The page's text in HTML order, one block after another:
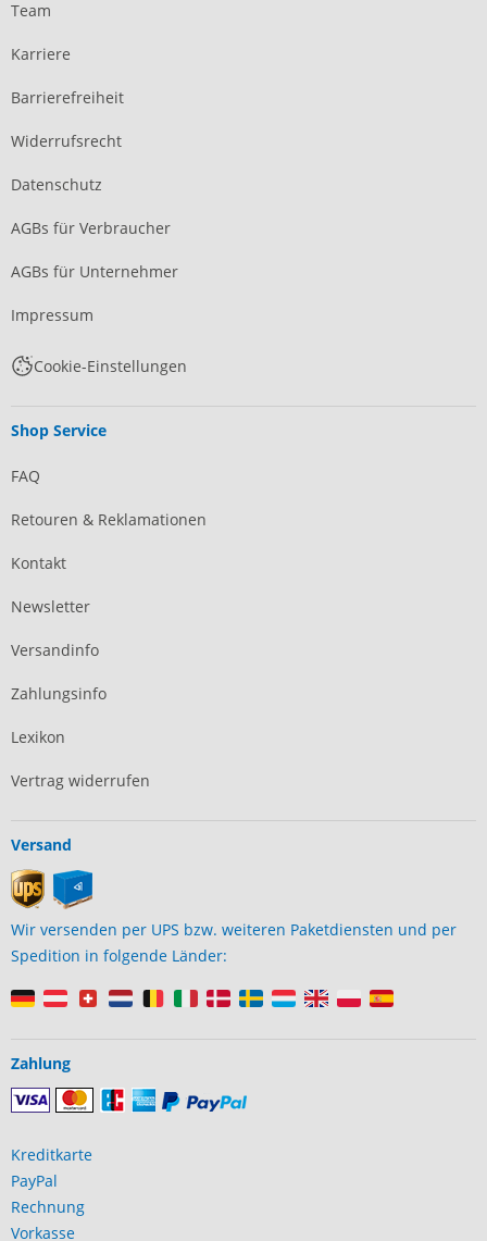
Team
Karriere
Barrierefreiheit
Widerrufsrecht
Datenschutz
AGBs für Verbraucher
AGBs für Unternehmer
Impressum
Cookie-Einstellungen
Shop Service
FAQ
Retouren & Reklamationen
Kontakt
Newsletter
Versandinfo
Zahlungsinfo
Lexikon
Vertrag widerrufen
Versand
Wir versenden per UPS bzw. weiteren Paketdiensten und per
Spedition in folgende Länder:
Zahlung
Kreditkarte
PayPal
Rechnung
Vorkasse